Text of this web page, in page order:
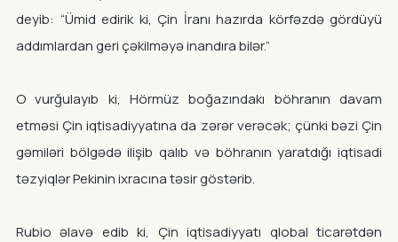
deyib: “Ümid edirik ki, Çin İranı hazırda körfəzdə gördüyü
addımlardan geri çəkilməyə inandıra bilər.”
O vurğulayıb ki, Hörmüz boğazındakı böhranın davam
etməsi Çin iqtisadiyyatına da zərər verəcək; çünki bəzi Çin
gəmiləri bölgədə ilişib qalıb və böhranın yaratdığı iqtisadi
təzyiqlər Pekinin ixracına təsir göstərib.
Rubio əlavə edib ki, Çin iqtisadiyyatı qlobal ticarətdən